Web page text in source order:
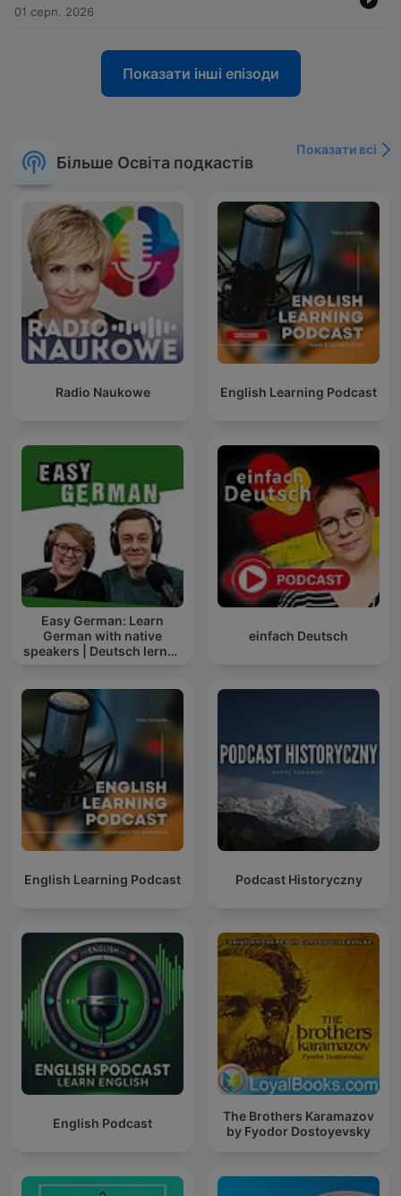
01 серп. 2026
Показати інші епізоди
Більше Освіта подкастів
Показати всі
Radio Naukowe English Learning Podcast
Easy German: Learn
German with native
speakers | Deutsch lernen
einfach Deutsch
English Learning Podcast Podcast Historyczny
English Podcast
The Brothers Karamazov
by Fyodor Dostoyevsky